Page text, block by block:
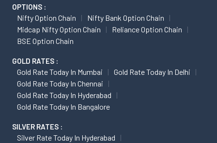
OPTIONS :
Nifty Option Chain
Nifty Bank Option Chain
Midcap Nifty Option Chain
Reliance Option Chain
BSE Option Chain
GOLD RATES :
Gold Rate Today In Mumbai
Gold Rate Today In Delhi
Gold Rate Today In Chennai
Gold Rate Today In Hyderabad
Gold Rate Today In Bangalore
SILVER RATES :
Silver Rate Today In Hyderabad